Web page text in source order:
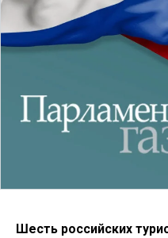
Шесть российских